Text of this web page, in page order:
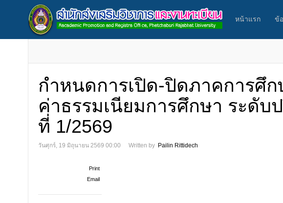
หน้าแรก ข้
กำหนดการเปิด-ปิดภาคการศึก
ค่าธรรมเนียมการศึกษา ระดั
ที่ 1/2569
วันศุกร์, 19 มิถุนายน 2569 00:00 Written by Pailin Rittidech
Print
Email